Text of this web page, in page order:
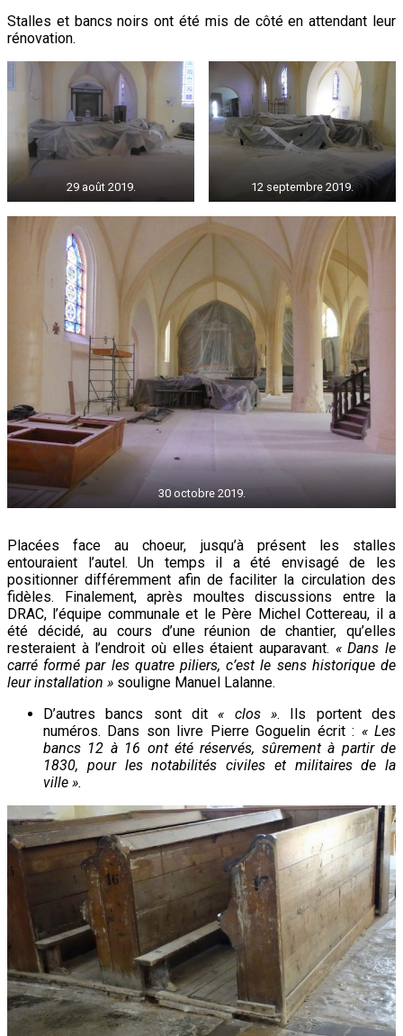
Stalles et bancs noirs ont été mis de côté en attendant leur
rénovation.
29 août 2019. 12 septembre 2019.
30 octobre 2019.
Placées face au choeur, jusqu’à présent les stalles
entouraient l’autel. Un temps il a été envisagé de les
positionner différemment afin de faciliter la circulation des
fidèles. Finalement, après moultes discussions entre la
DRAC, l’équipe communale et le Père Michel Cottereau, il a
été décidé, au cours d’une réunion de chantier, qu’elles
resteraient à l’endroit où elles étaient auparavant. « Dans le
carré formé par les quatre piliers, c’est le sens historique de
leur installation » souligne Manuel Lalanne.
D’autres bancs sont dit« clos ». Ils portent des
numéros. Dans son livre Pierre Goguelin écrit : « Les
bancs 12 à 16 ont été réservés, sûrement à partir de
1830, pour les notabilités civiles et militaires de la
ville ».